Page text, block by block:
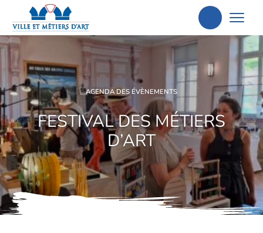
Aller
la
recherche
AGENDA DES ÉVÈNEMENTS
FESTIVAL DES MÉTIERS
D’ART